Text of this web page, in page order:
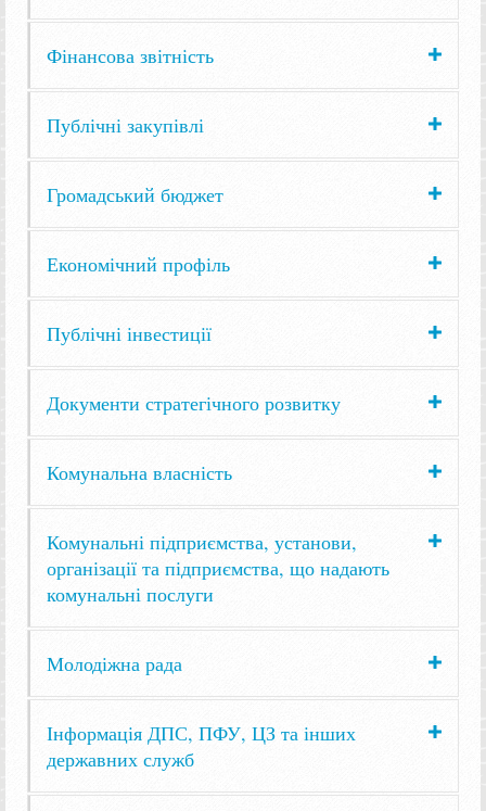
Фінансова звітність
Публічні закупівлі
Громадський бюджет
Економічний профіль
Публічні інвестиції
Документи стратегічного розвитку
Комунальна власність
Комунальні підприємства, установи,
організації та підприємства, що надають
комунальні послуги
Молодіжна рада
Інформація ДПС, ПФУ, ЦЗ та інших
державних служб